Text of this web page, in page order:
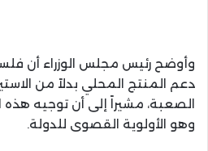
وأوضح رئيس مجلس الوزراء أن
دعم المنتج المحلي بدلاً من
الصعبة، مشيراً إلى أن توجيه هذه
وهو الأولوية القصوى للدولة.